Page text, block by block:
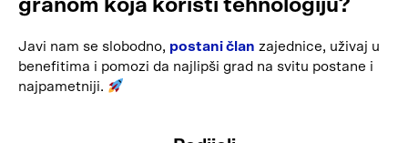
granom koja koristi tehnologiju?
Javi nam se slobodno, postani član zajednice, uživaj u
benefitima i pomozi da najlipši grad na svitu postane i
najpametniji.